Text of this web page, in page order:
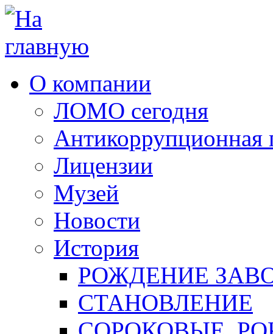
О компании
ЛОМО сегодня
Антикоррупционная
Лицензии
Музей
Новости
История
РОЖДЕНИЕ
СТАНОВЛЕНИЕ